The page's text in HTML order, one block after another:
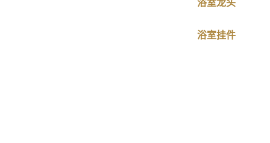
浴室挂件